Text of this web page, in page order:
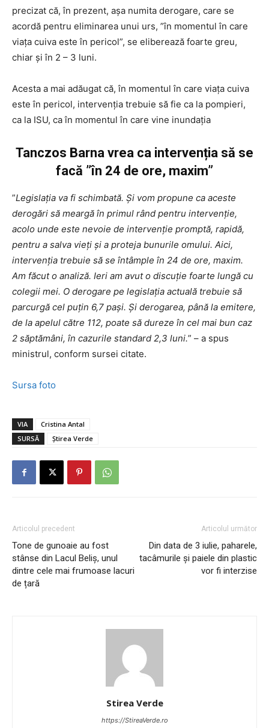
precizat că, în prezent, așa numita derogare, care se
acordă pentru eliminarea unui urs, ”în momentul în care
viața cuiva este în pericol”, se eliberează foarte greu,
chiar și în 2 – 3 luni.
Acesta a mai adăugat că, în momentul în care viața cuiva
este în pericol, intervenția trebuie să fie ca la pompieri,
ca la ISU, ca în momentul în care vine inundația
Tanczos Barna vrea ca intervenția să se
facă ”în 24 de ore, maxim”
”Legislația va fi schimbată. Și vom propune ca aceste
derogări să meargă în primul rând pentru intervenție,
acolo unde este nevoie de intervenție promptă, rapidă,
pentru a salva vieți și a proteja bunurile omului. Aici,
intervenția trebuie să se întâmple în 24 de ore, maxim.
Am făcut o analiză. Ieri am avut o discuție foarte lungă cu
colegii mei. O derogare pe legislația actuală trebuie să
parcurgă cel puțin 6,7 pași. Și derogarea, până la emitere,
de la apelul către 112, poate să dureze în cel mai bun caz
2 săptămâni, în cazurile standard 2,3 luni.” – a spus
ministrul, conform sursei citate.
Sursa foto
VIA
Cristina Antal
SURSĂ
Știrea Verde
Articolul precedent
Tone de gunoaie au fost
stânse din Lacul Beliș, unul
dintre cele mai frumoase lacuri
de țară
Articolul următor
Din data de 3 iulie, paharele,
tacâmurile și paiele din plastic
vor fi interzise
Stirea Verde
https://StireaVerde.ro